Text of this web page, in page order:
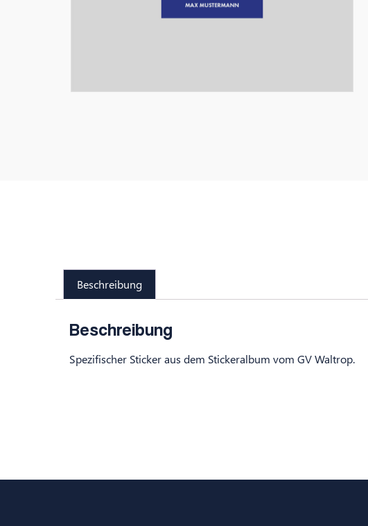
Beschreibung
Beschreibung
Spezifischer Sticker aus dem Stickeralbum vom GV Waltrop.